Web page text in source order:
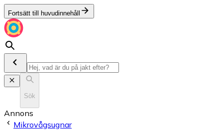
Fortsätt till huvudinnehåll
Sök
Annons
Mikrovågsugnar